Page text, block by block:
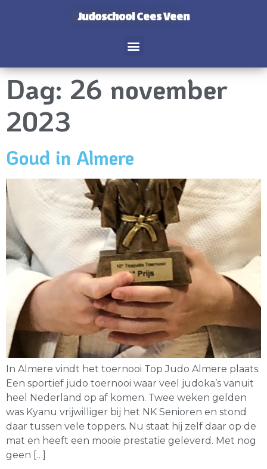
Judoschool Cees Veen
Dag: 26 november
2023
Goud in Almere
In Almere vindt het toernooi Top Judo Almere plaats.
Een sportief judo toernooi waar veel judoka’s vanuit
heel Nederland op af komen. Twee weken gelden
was Kyanu vrijwilliger bij het NK Senioren en stond
daar tussen vele toppers. Nu staat hij zelf daar op de
mat en heeft een mooie prestatie geleverd. Met nog
geen […]